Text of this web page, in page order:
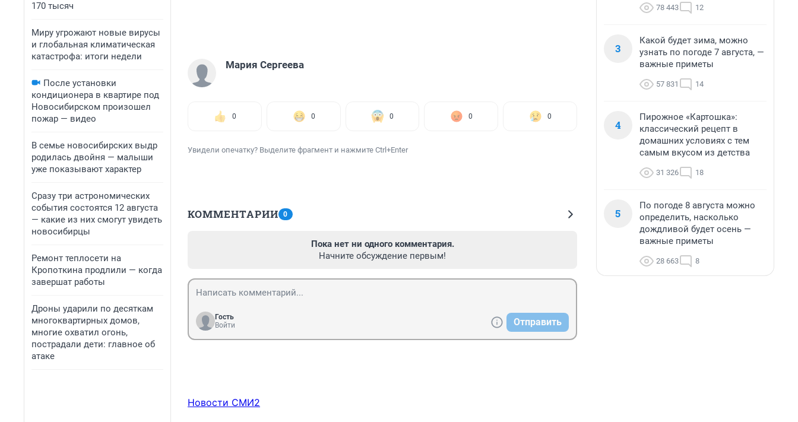
170 тысяч
Миру угрожают новые вирусы
и глобальная климатическая
катастрофа: итоги недели
После установки
кондиционера в квартире под
Новосибирском произошел
пожар — видео
В семье новосибирских выдр
родилась двойня — малыши
уже показывают характер
Сразу три астрономических
события состоятся 12 августа
— какие из них смогут увидеть
новосибирцы
Ремонт теплосети на
Кропоткина продлили — когда
завершат работы
Дроны ударили по десяткам
многоквартирных домов,
многие охватил огонь,
пострадали дети: главное об
атаке
Мария Сергеева
0 0 0 0 0
Увидели опечатку? Выделите фрагмент и нажмите Ctrl+Enter
КОММЕНТАРИИ 0
Пока нет ни одного комментария.
Начните обсуждение первым!
Гость
Войти
Отправить
Новости СМИ2
78 443 12
3
Какой будет зима, можно
узнать по погоде 7 августа, —
важные приметы
57 831 14
4
Пирожное «Картошка»:
классический рецепт в
домашних условиях с тем
самым вкусом из детства
31 326 18
5
По погоде 8 августа можно
определить, насколько
дождливой будет осень —
важные приметы
28 663 8